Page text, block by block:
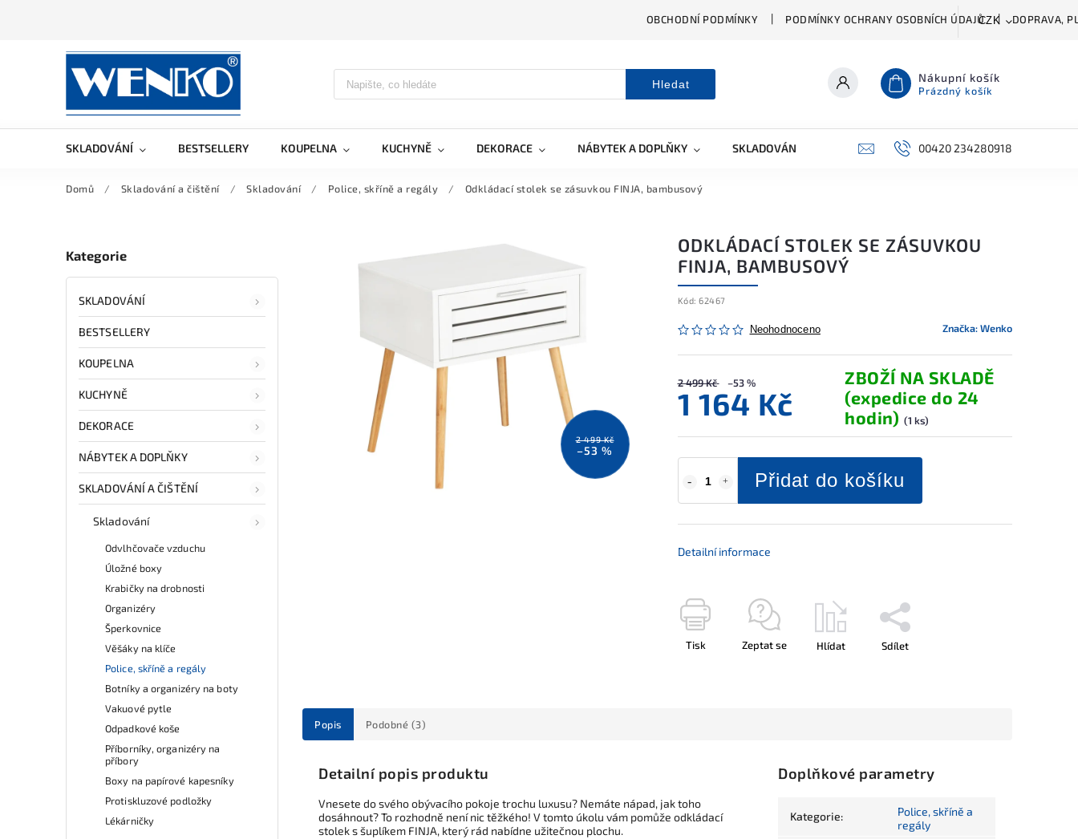
OBCHODNÍ PODMÍNKY PODMÍNKY OCHRANY OSOBNÍCH ÚDAJŮ DOPRAVA,
CZK
Hledat Nákupní košík
Prázdný košík
SKLADOVÁNÍ BESTSELLERY KOUPELNA KUCHYNĚ DEKORACE NÁBYTEK A DOPLŇKY SKLADOVÁNÍ A ČIŠTĚNÍ PŘÍSLUŠENSTVÍ
00420 234280918
Domů / Skladování a čištění / Skladování / Police, skříně a regály / Odkládací stolek se zásuvkou FINJA, bambusový
Kategorie
SKLADOVÁNÍ
BESTSELLERY
KOUPELNA
KUCHYNĚ
DEKORACE
NÁBYTEK A DOPLŇKY
SKLADOVÁNÍ A ČIŠTĚNÍ
Skladování
Odvlhčovače vzduchu
Úložné boxy
Krabičky na drobnosti
Organizéry
Šperkovnice
Věšáky na klíče
Police, skříně a regály
Botníky a organizéry na boty
Vakuové pytle
Odpadkové koše
Příborníky, organizéry na
příbory
Boxy na papírové kapesníky
Protiskluzové podložky
Lékárničky
2 499 Kč
–53 %
ODKLÁDACÍ STOLEK SE ZÁSUVKOU
FINJA, BAMBUSOVÝ
Kód: 62467
Neohodnoceno Značka:Wenko
2 499 Kč –53 %
1 164 Kč
ZBOŽÍ NA SKLADĚ
(expedice do 24
hodin) (1 ks)
Přidat do košíku
Detailní informace
Tisk Zeptat se Hlídat Sdílet
Popis Podobné (3)
Detailní popis produktu
Vnesete do svého obývacího pokoje trochu luxusu? Nemáte nápad, jak toho
dosáhnout? To rozhodně není nic těžkého! V tomto úkolu vám pomůže odkládací
stolek s šuplíkem FINJA, který rád nabídne užitečnou plochu.
Doplňkové parametry
Kategorie:
Police, skříně a
regály